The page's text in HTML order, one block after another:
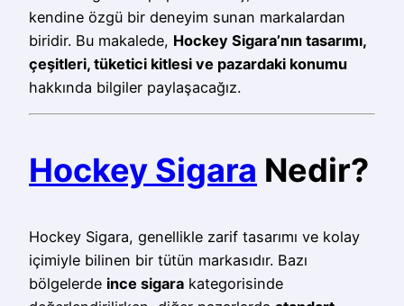
kendine özgü bir deneyim sunan markalardan
biridir. Bu makalede, Hockey Sigara’nın tasarımı,
çeşitleri, tüketici kitlesi ve pazardaki konumu
hakkında bilgiler paylaşacağız.
Hockey Sigara Nedir?
Hockey Sigara, genellikle zarif tasarımı ve kolay
içimiyle bilinen bir tütün markasıdır. Bazı
bölgelerde ince sigara kategorisinde